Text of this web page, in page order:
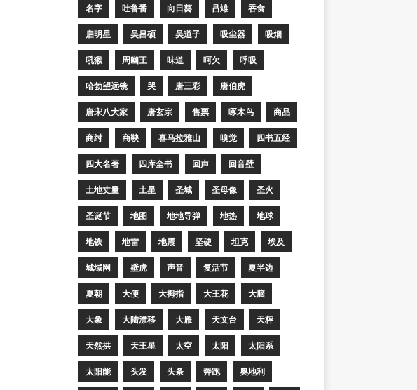
名字 吐鲁番 向日葵 吕雉 吞食
启明星 吴昌硕 吴道子 吸尘器 吸烟
吼猴 周幽王 味道 呵欠 呼吸
哈勃望远镜 哭 唐三彩 唐伯虎
唐宋八大家 唐玄宗 售票 啄木鸟 商品
商纣 商鞅 喜马拉雅山 嗅觉 四书五经
四大名著 四库全书 回声 回音壁
土地丈量 土星 圣城 圣母像 圣火
圣诞节 地图 地地导弹 地热 地球
地铁 地雷 地震 坚硬 坦克 埃及
城域网 壁虎 声音 复活节 夏半边
夏朝 大便 大拇指 大王花 大脑
大象 大陆漂移 大雁 天文台 天枰
天然拱 天王星 太空 太阳 太阳系
太阳能 头发 头条 奔跑 奥地利